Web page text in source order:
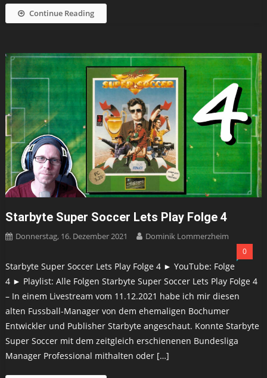
Continue Reading
Starbyte Super Soccer Lets Play Folge 4
Donnerstag, 16. Dezember 2021 Dominik Lommerzheim
0
Starbyte Super Soccer Lets Play Folge 4 ► YouTube: Folge
4 ► Playlist: Alle Folgen Starbyte Super Soccer Lets Play Folge 4
– In einem Livestream vom 11.12.2021 habe ich mir diesen
alten Fussball-Manager von dem ehemaligen Bochumer
Entwickler und Publisher Starbyte angeschaut. Konnte Starbyte
Super Soccer mit dem zeitgleich erschienenen Bundesliga
Manager Professional mithalten oder […]